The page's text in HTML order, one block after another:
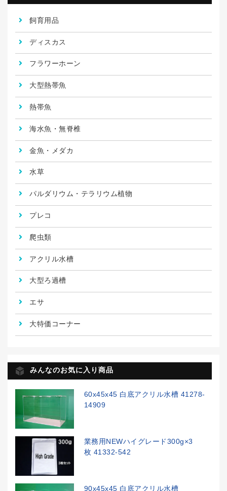
飼育用品
ディスカス
フラワーホーン
大型熱帯魚
熱帯魚
海水魚・無脊椎
金魚・メダカ
水草
パルダリウム・テラリウム植物
プレコ
爬虫類
アクリル水槽
大型ろ過槽
エサ
大特価コーナー
みんなのお気に入り商品
60x45x45 白底アクリル水槽 41278-
14909
業務用NEWハイグレード300g×3
枚 41332-542
90x45x45 白底アクリル水槽